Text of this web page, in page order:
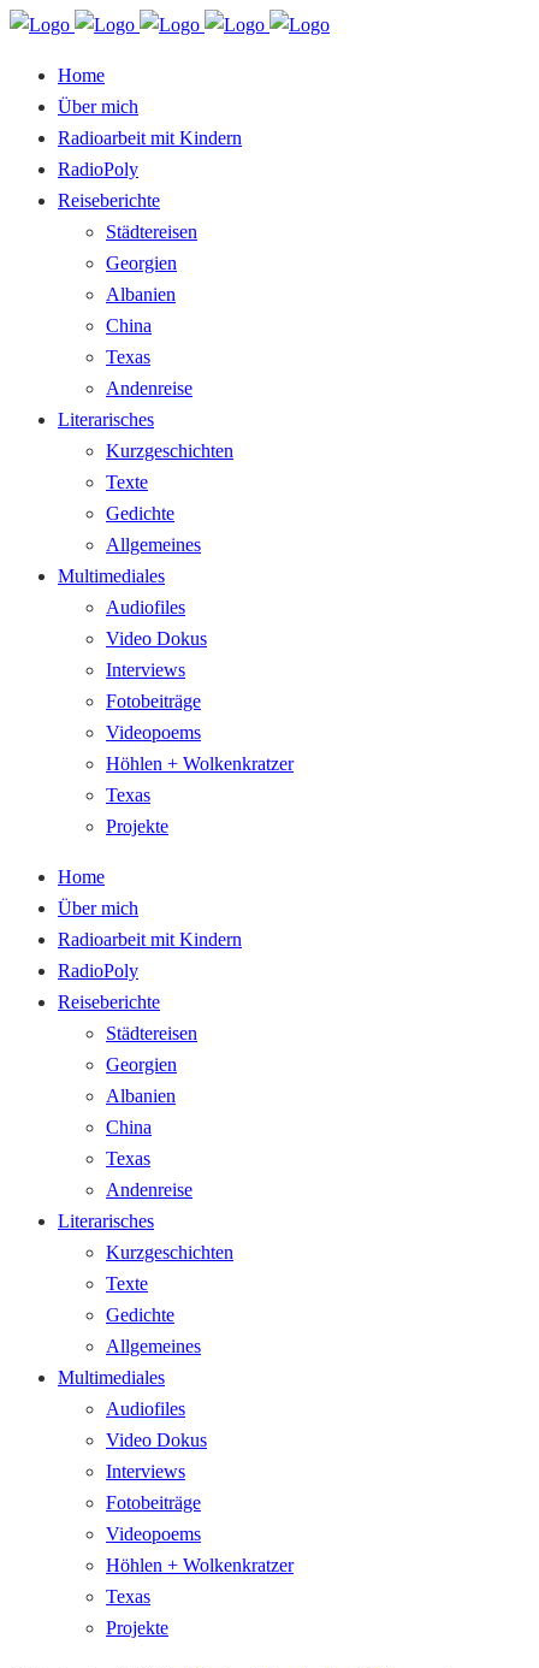
Home
Über mich
Radioarbeit mit Kindern
RadioPoly
Reiseberichte
Städtereisen
Georgien
Albanien
China
Texas
Andenreise
Literarisches
Kurzgeschichten
Texte
Gedichte
Allgemeines
Multimediales
Audiofiles
Video Dokus
Interviews
Fotobeiträge
Videopoems
Höhlen + Wolkenkratzer
Texas
Projekte
Home
Über mich
Radioarbeit mit Kindern
RadioPoly
Reiseberichte
Städtereisen
Georgien
Albanien
China
Texas
Andenreise
Literarisches
Kurzgeschichten
Texte
Gedichte
Allgemeines
Multimediales
Audiofiles
Video Dokus
Interviews
Fotobeiträge
Videopoems
Höhlen + Wolkenkratzer
Texas
Projekte